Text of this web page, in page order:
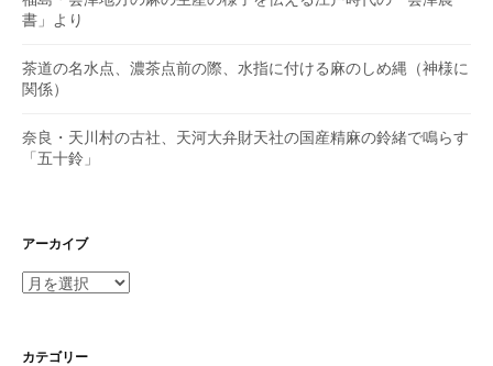
書」より
茶道の名水点、濃茶点前の際、水指に付ける麻のしめ縄（神様に
関係）
奈良・天川村の古社、天河大弁財天社の国産精麻の鈴緒で鳴らす
「五十鈴」
アーカイブ
ア
イ
カテゴリー